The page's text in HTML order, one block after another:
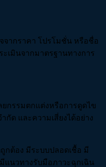
จากราคา โปรโมชั่น หรือชื่อ
ะเมินจากมาตรฐานทางการ
กรรมตกแต่งหรือการดูดไข
ด และความเสี่ยงได้อย่าง
กต้อง มีระบบปลอดเชื้อ มี
นวทางรับมือภาวะฉุกเฉิน